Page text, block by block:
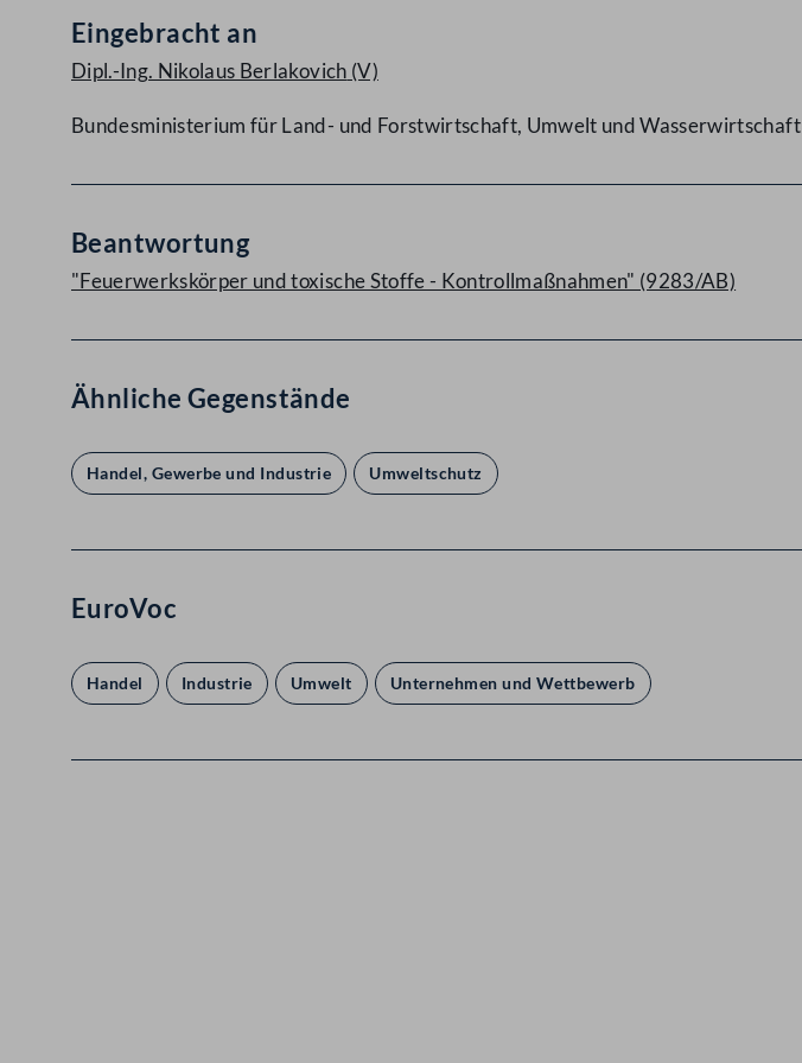
Eingebracht an
Dipl.-Ing. Nikolaus Berlakovich (V)
Bundesministerium für Land- und Forstwirtschaft, Umwelt und Wasserwirtschaft
Beantwortung
"Feuerwerkskörper und toxische Stoffe - Kontrollmaßnahmen" (9283/AB)
Ähnliche Gegenstände
Handel, Gewerbe und Industrie Umweltschutz
EuroVoc
Handel Industrie Umwelt Unternehmen und Wettbewerb